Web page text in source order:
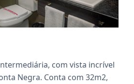
com vista incrível
Negra. Conta com 32m2,